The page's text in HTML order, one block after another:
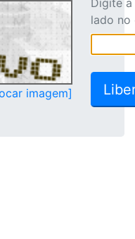
imagem]
Digite
lado no